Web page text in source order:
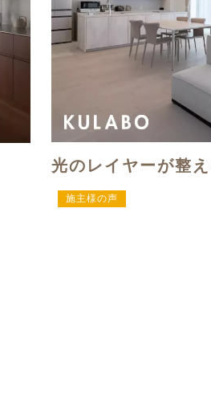
光のレイヤーが整
施主様の声